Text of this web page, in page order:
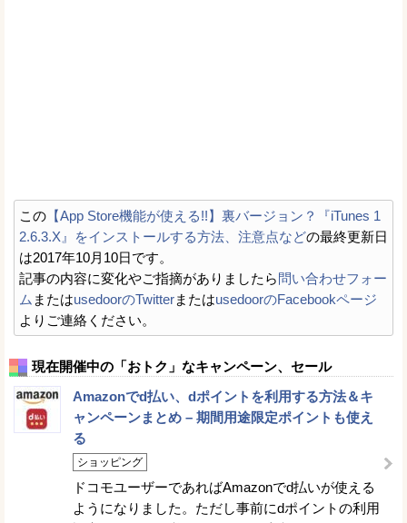
この 【App Store機能が使える!!】裏バージョン？『iTunes 1
2.6.3.X』をインストールする方法、注意点などの最終更新日
は2017年10月10日です。
記事の内容に変化やご指摘がありましたら問い合わせフォー
ム またはusedoorのTwitterまたはusedoorのFacebookページ
よりご連絡ください。
現在開催中の「おトク」なキャンペーン、セール
Amazonでd払い、dポイントを利用する方法＆キ
ャンペーンまとめ – 期間用途限定ポイントも使え
る
ショッピング
ドコモユーザーであればAmazonでd払いが使える
ようになりました。ただし事前にdポイントの利用